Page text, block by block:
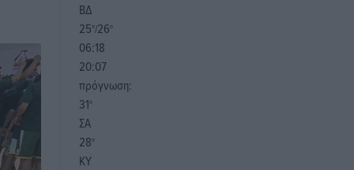
ΒΔ
25°/26°
06:18
20:07
πρόγνωση:
31°
ΣΑ
28°
ΚΥ